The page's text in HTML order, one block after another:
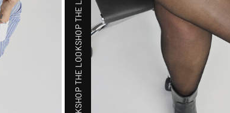
SHOP THE LOOK
SHOP THE LOOK